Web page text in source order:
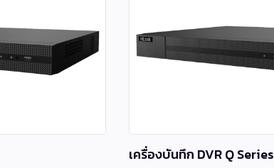
เครื่องบันทึก DVR Q Series